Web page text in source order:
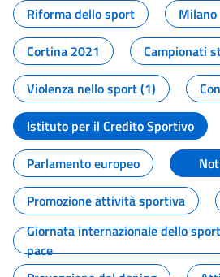
Riforma dello sport
Cortina 2021
Campionati
Violenza nello sport (1)
Istituto per il Credito Sportivo
Parlamento europeo
Promozione attività sportiva
Giornata internazionale dello
pace